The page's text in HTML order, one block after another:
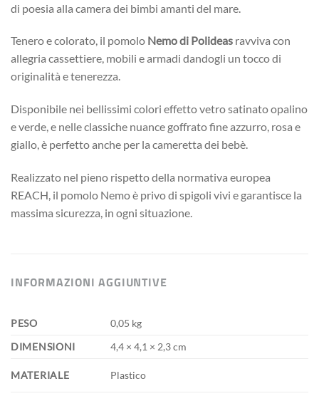
di poesia alla camera dei bimbi amanti del mare.
Tenero e colorato, il pomolo Nemo di Polideas ravviva con
allegria cassettiere, mobili e armadi dandogli un tocco di
originalità e tenerezza.
Disponibile nei bellissimi colori effetto vetro satinato opalino
e verde, e nelle classiche nuance goffrato fine azzurro, rosa e
giallo, è perfetto anche per la cameretta dei bebè.
Realizzato nel pieno rispetto della normativa europea
REACH, il pomolo Nemo è privo di spigoli vivi e garantisce la
massima sicurezza, in ogni situazione.
INFORMAZIONI AGGIUNTIVE
PESO
0,05 kg
DIMENSIONI
4,4 × 4,1 × 2,3 cm
MATERIALE Plastico